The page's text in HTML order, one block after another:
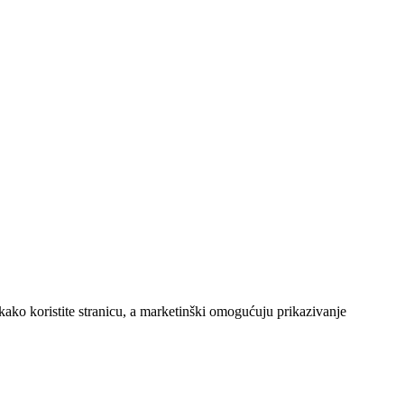
koristite stranicu, a marketinški omogućuju prikazivanje